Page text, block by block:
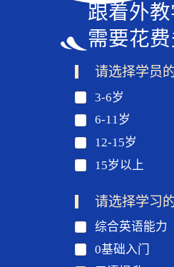
跟着外
需要花
请选择学员
3-6岁
6-11岁
12-15岁
15岁以上
请选择学习
综合英语能力
0基础入门